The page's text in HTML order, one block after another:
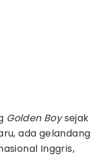
Golden Boysejak
ada gelandang
Inggris,